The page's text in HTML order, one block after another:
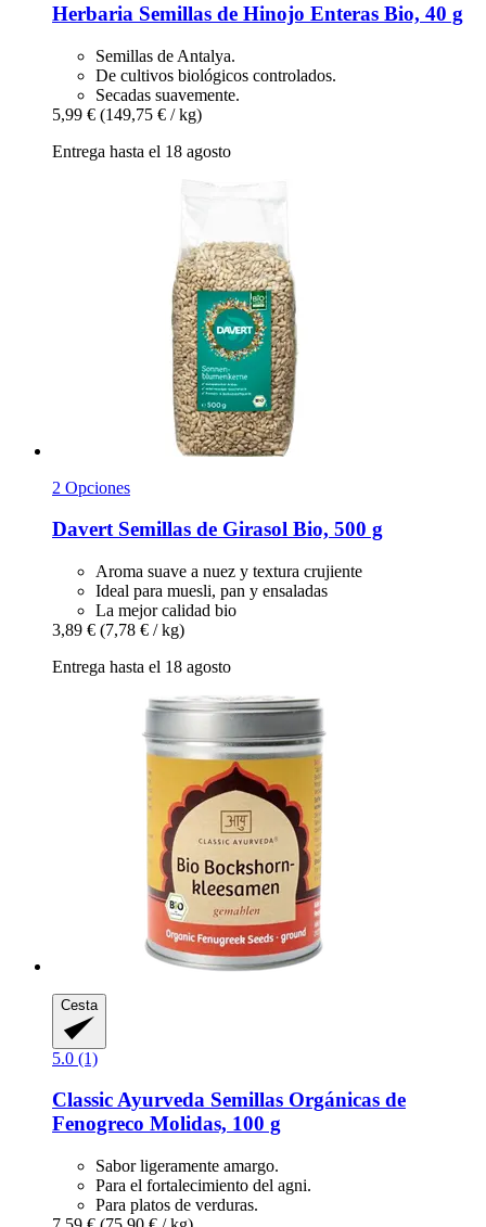
Herbaria Semillas de Hinojo Enteras Bio, 40 g
Semillas de Antalya.
De cultivos biológicos controlados.
Secadas suavemente.
5,99 € (149,75 € / kg)
Entrega hasta el 18 agosto
2 Opciones
DavertSemillas de Girasol Bio, 500 g
Aroma suave a nuez y textura crujiente
Ideal para muesli, pan y ensaladas
La mejor calidad bio
3,89 € (7,78 € / kg)
Entrega hasta el 18 agosto
Cesta
5.0 (1)
Classic Ayurveda Semillas Orgánicas de
Fenogreco Molidas, 100 g
Sabor ligeramente amargo.
Para el fortalecimiento del agni.
Para platos de verduras.